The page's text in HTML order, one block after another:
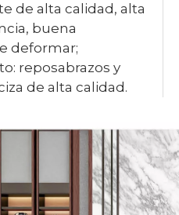
de alta calidad, alta
buena
deformar;
reposabrazos y
de alta calidad.